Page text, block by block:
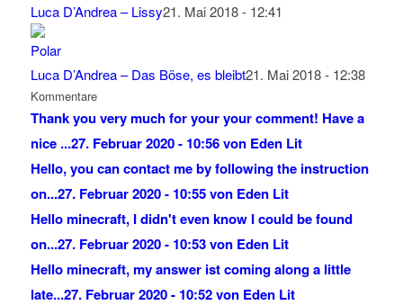
Luca D’Andrea – Lissy21. Mai 2018 - 12:41
Luca D’Andrea – Das Böse, es bleibt21. Mai 2018 - 12:38
Kommentare
Thank you very much for your your comment! Have a
nice ...27. Februar 2020 - 10:56 von Eden Lit
Hello, you can contact me by following the instruction
on...27. Februar 2020 - 10:55 von Eden Lit
Hello minecraft, I didn't even know I could be found
on...27. Februar 2020 - 10:53 von Eden Lit
Hello minecraft, my answer ist coming along a little
late...27. Februar 2020 - 10:52 von Eden Lit